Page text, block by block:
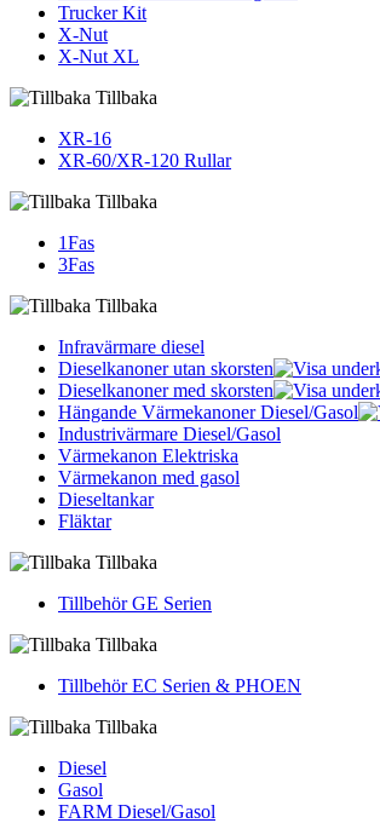
Trucker Kit
X-Nut
X-Nut XL
Tillbaka
XR-16
XR-60/XR-120 Rullar
Tillbaka
1Fas
3Fas
Tillbaka
Infravärmare diesel
Dieselkanoner utan skorsten
Dieselkanoner med skorsten
Hängande Värmekanoner Diesel/Gasol
Industrivärmare Diesel/Gasol
Värmekanon Elektriska
Värmekanon med gasol
Dieseltankar
Fläktar
Tillbaka
Tillbehör GE Serien
Tillbaka
Tillbehör EC Serien & PHOEN
Tillbaka
Diesel
Gasol
FARM Diesel/Gasol